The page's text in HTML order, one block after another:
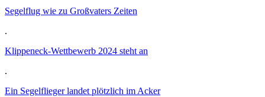
Segelflug wie zu Großvaters Zeiten
.
Klippeneck-Wettbewerb 2024 steht an
.
Ein Segelflieger landet plötzlich im Acker